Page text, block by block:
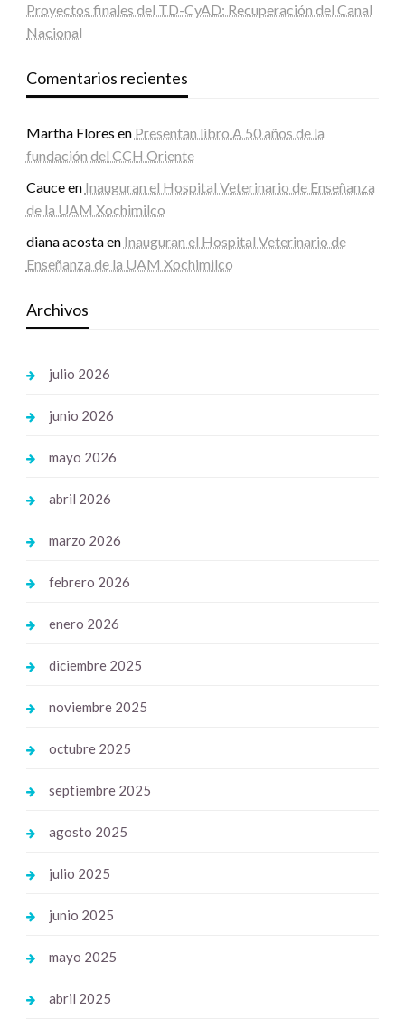
Proyectos finales del TD-CyAD: Recuperación del Canal
Nacional
Comentarios recientes
Martha Flores en Presentan libro A 50 años de la
fundación del CCH Oriente
Cauceen Inauguran el Hospital Veterinario de Enseñanza
de la UAM Xochimilco
diana acostaen Inauguran el Hospital Veterinario de
Enseñanza de la UAM Xochimilco
Archivos
julio 2026
junio 2026
mayo 2026
abril 2026
marzo 2026
febrero 2026
enero 2026
diciembre 2025
noviembre 2025
octubre 2025
septiembre 2025
agosto 2025
julio 2025
junio 2025
mayo 2025
abril 2025